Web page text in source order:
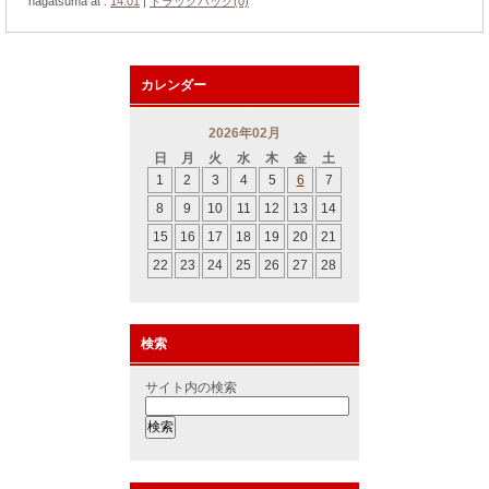
カレンダー
2026年02月
日
月 火 水 木 金
土
1
2 3 4 5 6
7
8
9 10 11 12 13
14
15
16 17 18 19 20
21
22
23 24 25 26 27 28
検索
サイト内の検索